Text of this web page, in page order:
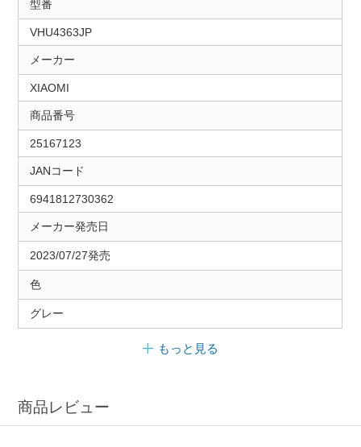
型番
VHU4363JP
メーカー
XIAOMI
商品番号
25167123
JANコード
6941812730362
メーカー発売日
2023/07/27発売
色
グレー
もっと見る
商品レビュー